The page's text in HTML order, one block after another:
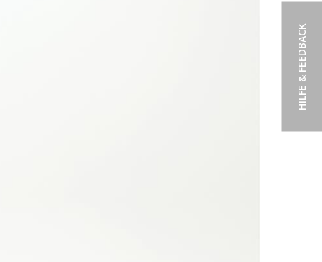
HILFE & FEEDBACK